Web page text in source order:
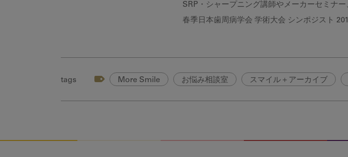
SRP・シャープニング講師やメーカーセミナ
春季日本歯周病学会 学術大会 シンポジスト
tags More Smile お悩み相談室 スマイル＋アーカイブ